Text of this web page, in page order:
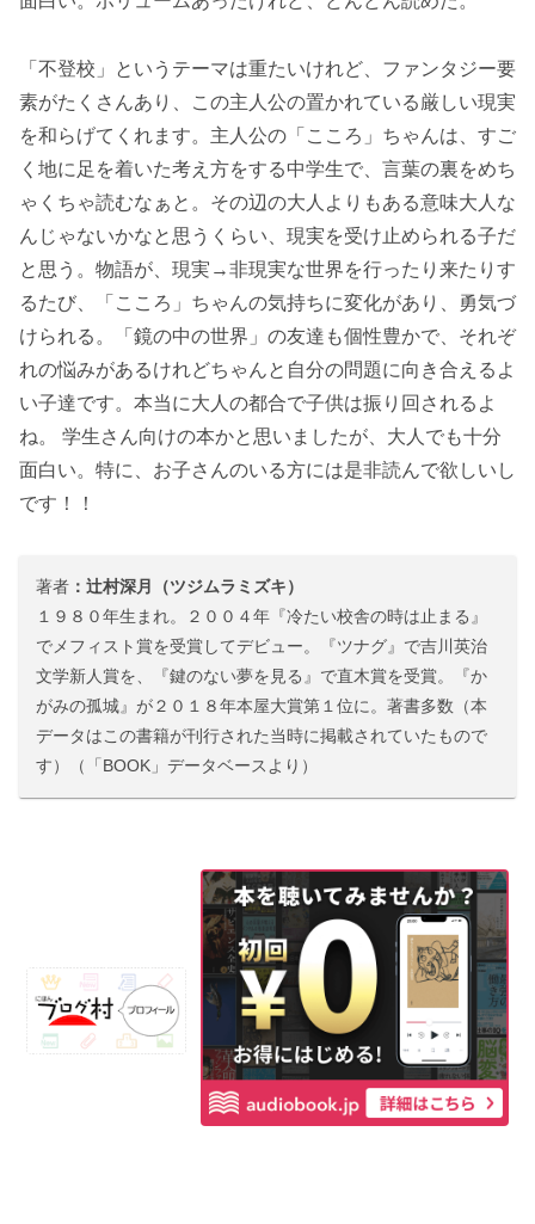
「不登校」というテーマは重たいけれど、ファンタジー要
素がたくさんあり、この主人公の置かれている厳しい現実
を和らげてくれます。主人公の「こころ」ちゃんは、すご
く地に足を着いた考え方をする中学生で、言葉の裏をめち
ゃくちゃ読むなぁと。その辺の大人よりもある意味大人な
んじゃないかなと思うくらい、現実を受け止められる子だ
と思う。物語が、現実→非現実な世界を行ったり来たりす
るたび、「こころ」ちゃんの気持ちに変化があり、勇気づ
けられる。「鏡の中の世界」の友達も個性豊かで、それぞ
れの悩みがあるけれどちゃんと自分の問題に向き合えるよ
い子達です。本当に大人の都合で子供は振り回されるよ
ね。 学生さん向けの本かと思いましたが、大人でも十分
面白い。特に、お子さんのいる方には是非読んで欲しいし
です！！
著者 ：辻村深月（ツジムラミズキ）
１９８０年生まれ。２００４年『冷たい校舎の時は止まる』
でメフィスト賞を受賞してデビュー。『ツナグ』で吉川英治
文学新人賞を、『鍵のない夢を見る』で直木賞を受賞。『か
がみの孤城』が２０１８年本屋大賞第１位に。著書多数（本
データはこの書籍が刊行された当時に掲載されていたもので
す）（「BOOK」データベースより）